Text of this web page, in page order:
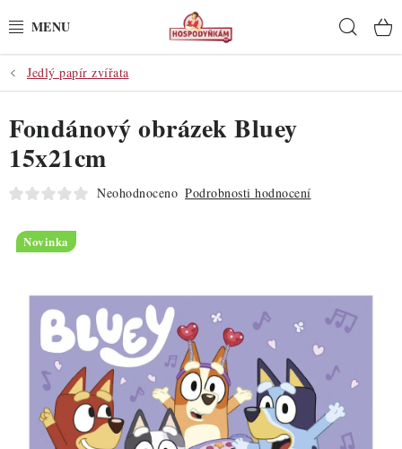
na
POTŘEBY
POMŮCKY
SUROVINY
DO KUCHYNĚ
POCHUTINY
ZDRAVÉ PEČENÍ
Jedlý papír zvířata
Fondánový obrázek Bluey
15x21cm
Neohodnoceno Podrobnosti hodnocení
Novinka